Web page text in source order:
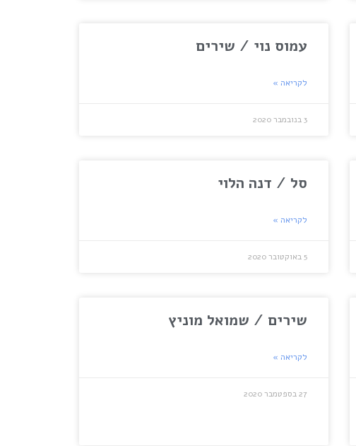
עמוס נוי / שירים
לקריאה »
3 בנובמבר 2020
סל / דנה הלוי
לקריאה »
5 באוקטובר 2020
שירים / שמואל מוניץ
לקריאה »
27 בספטמבר 2020